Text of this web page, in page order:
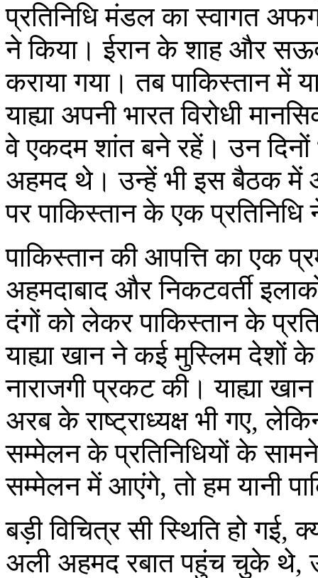
प्रतिनिधि मंडल का स्वागत
ने किया। ईरान के शाह और
कराया गया। तब पाकिस्तान में
याह्या अपनी भारत विरोधी
वे एकदम शांत बने रहें। उन दिनों
अहमद थे। उन्हें भी इस बैठक में
पर पाकिस्तान के एक
पाकिस्तान की आपत्ति का एक
अहमदाबाद और निकटवर्ती
दंगों को लेकर पाकिस्तान के
याह्या खान ने कई मुस्लिम देशों
नाराजगी प्रकट की। याह्या
अरब के राष्ट्राध्यक्ष भी गए,
सम्मेलन के प्रतिनिधियों के
सम्मेलन में आएंगे, तो हम यानी
बड़ी विचित्र सी स्थिति हो गई,
अली अहमद रबात पहुंच चुके थे,